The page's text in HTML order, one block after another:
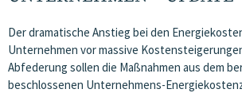
Der dramatische Anstieg bei den
Unternehmen vor massive
Abfederung sollen die Maßnahmen aus dem
beschlossenen Unternehmens-